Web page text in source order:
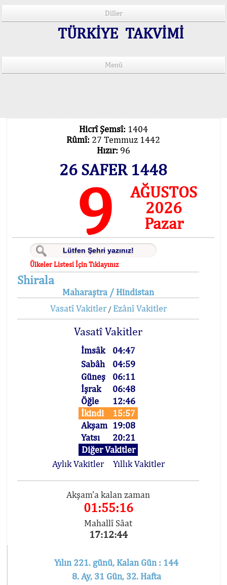
Diller
TÜRKİYE TAKVİMİ
Menü
Hicrî Şemsî: 1404
Rûmî: 27 Temmuz 1442
Hızır: 96
26 SAFER 1448
9
AĞUSTOS
2026
Pazar
Ülkeler Listesi İçin Tıklayınız
Shirala
Maharaştra / Hindistan
Vasatî Vakitler/ Ezânî Vakitler
Vasatî Vakitler
İmsâk
04:47
Sabâh
04:59
Güneş
06:11
İşrak
06:48
Öğle
12:46
İkindi
15:57
Akşam 19:08
Yatsı
20:21
Diğer Vakitler
Aylık Vakitler
Yıllık Vakitler
Akşam'a kalan zaman
01:55:16
Mahallî Sâat
17:12:44
Yılın 221. günü, Kalan Gün : 144
8. Ay, 31 Gün, 32. Hafta